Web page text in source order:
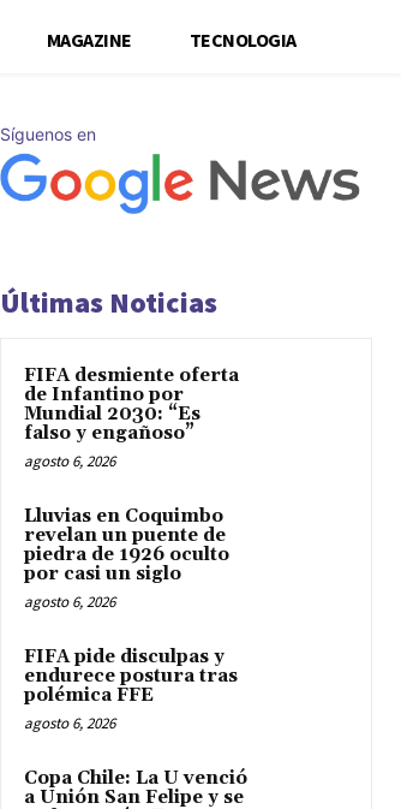
MAGAZINE TECNOLOGIA
Síguenos en
Últimas Noticias
FIFA desmiente oferta
de Infantino por
Mundial 2030: “Es
falso y engañoso”
agosto 6, 2026
Lluvias en Coquimbo
revelan un puente de
piedra de 1926 oculto
por casi un siglo
agosto 6, 2026
FIFA pide disculpas y
endurece postura tras
polémica FFE
agosto 6, 2026
Copa Chile: La U venció
a Unión San Felipe y se